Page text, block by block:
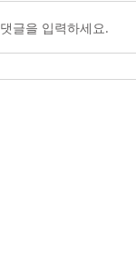
댓글을 입력하세요.